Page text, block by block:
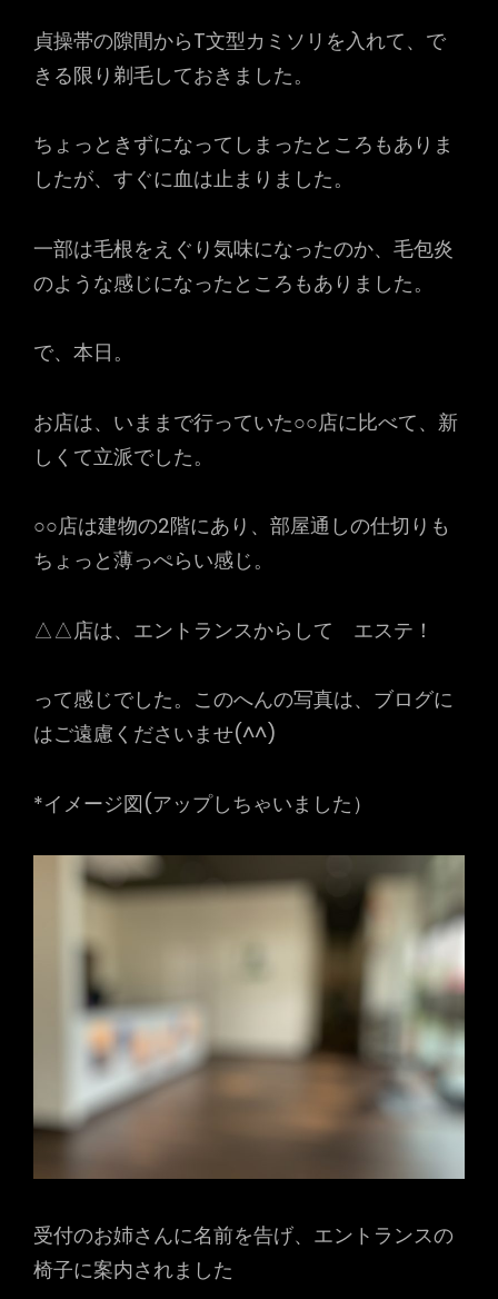
貞操帯の隙間からT文型カミソリを入れて、で
きる限り剃毛しておきました。
ちょっときずになってしまったところもありま
したが、すぐに血は止まりました。
一部は毛根をえぐり気味になったのか、毛包炎
のような感じになったところもありました。
で、本日。
お店は、いままで行っていた○○店に比べて、新
しくて立派でした。
○○店は建物の2階にあり、部屋通しの仕切りも
ちょっと薄っぺらい感じ。
△△店は、エントランスからして エステ！
って感じでした。このへんの写真は、ブログに
はご遠慮くださいませ(^^)
*イメージ図(アップしちゃいました）
受付のお姉さんに名前を告げ、エントランスの
椅子に案内されました